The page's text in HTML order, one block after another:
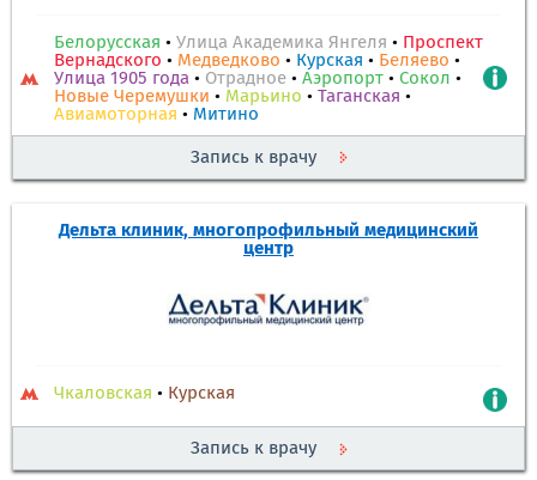
Белорусская • Улица Академика Янгеля • Проспект
Вернадского • Медведково • Курская • Беляево •
Улица 1905 года • Отрадное • Аэропорт • Сокол •
Новые Черемушки • Марьино • Таганская •
Авиамоторная • Митино
Запись к врачу
Дельта клиник, многопрофильный медицинский
центр
Чкаловская • Курская
Запись к врачу